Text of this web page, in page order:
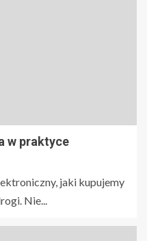
w praktyce
jaki kupujemy
Nie...